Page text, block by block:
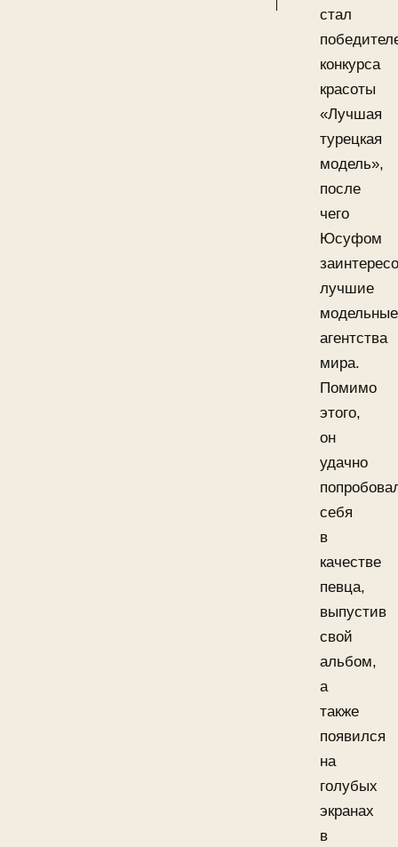
стал
конкурса
красоты
«Лучшая
турецкая
модель»,
после
чего
Юсуфом
лучшие
модельные
агентства
мира.
Помимо
этого,
он
удачно
себя
в
качестве
певца,
выпустив
свой
альбом,
а
также
появился
на
голубых
экранах
в